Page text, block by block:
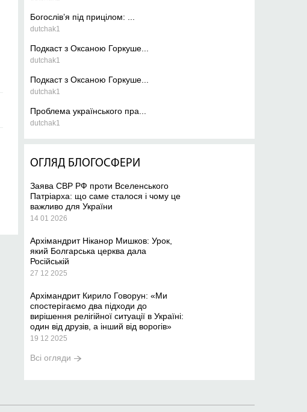
Богослів’я під прицілом: ...
dutchak1
Подкаст з Оксаною Горкуше...
dutchak1
Подкаст з Оксаною Горкуше...
dutchak1
Проблема українського пра...
dutchak1
ОГЛЯД БЛОГОСФЕРИ
Заява СВР РФ проти Вселенського
Патріарха: що саме сталося і чому це
важливо для України
14 01 2026
Архімандрит Ніканор Мишков: Урок,
який Болгарська церква дала
Російській
27 12 2025
Архімандрит Кирило Говорун: «Ми
спостерігаємо два підходи до
вирішення релігійної ситуації в Україні:
один від друзів, а інший від ворогів»
19 12 2025
Всі огляди